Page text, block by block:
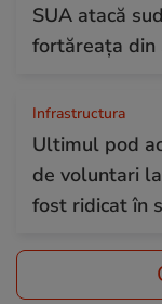
SUA atacă
fortăreața din
Infrastructura
Ultimul pod
de voluntari
fost ridicat în